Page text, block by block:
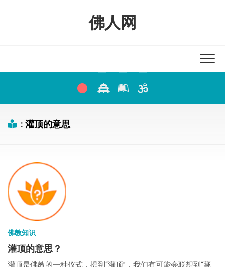
佛人网
: 灌顶的意思
佛教知识
灌顶的意思？
灌顶是佛教的一种仪式，提到“灌顶”，我们有可能会联想到“藏